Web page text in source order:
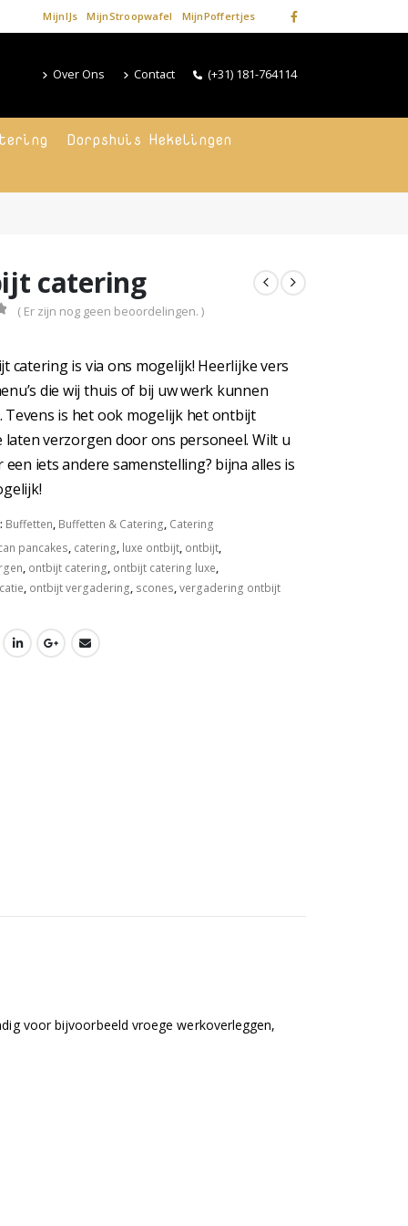
MijnIJs MijnStroopwafel MijnPoffertjes
Over Ons Contact (+31) 181-764114
Dorpshuis Hekelingen
catering
( Er zijn nog geen beoordelingen. )
catering is via ons mogelijk! Heerlijke vers
die wij thuis of bij uw werk kunnen
Tevens is het ook mogelijk het ontbijt
laten verzorgen door ons personeel. Wilt u
een iets andere samenstelling? bijna alles is
Buffetten, Buffetten & Catering, Catering
pancakes, catering, luxe ontbijt, ontbijt,
, ontbijt catering, ontbijt catering luxe,
, ontbijt vergadering, scones,vergadering ontbijt
voor bijvoorbeeld vroege werkoverleggen,